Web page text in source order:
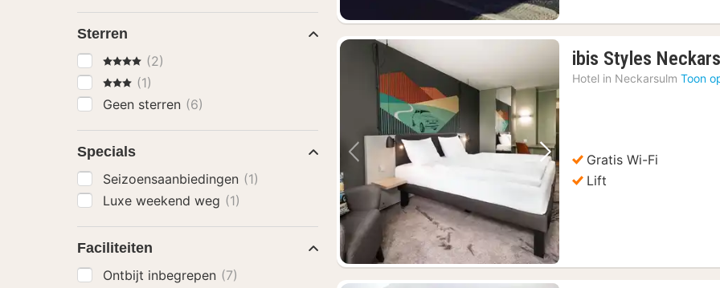
Vorige foto Volgende foto
ibis Styles
Hotel in Neckarsulm Toon
Gratis Wi-Fi
Lift
Sterren
4 Sterren
(2)
3 Sterren
(1)
Geen sterren (6)
Specials
Seizoensaanbiedingen (1)
Luxe weekend weg (1)
Faciliteiten
Ontbijt inbegrepen (7)